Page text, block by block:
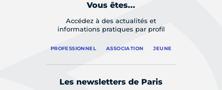
Vous êtes...
Accédez à des actualités et
informations pratiques par profil
PROFESSIONNEL ASSOCIATION JEUNE
Les newsletters de Paris